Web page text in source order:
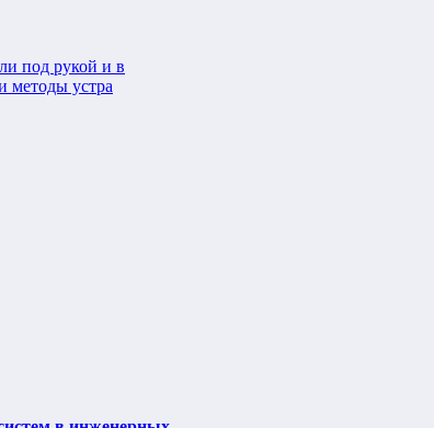
под рукой и в
методы устра